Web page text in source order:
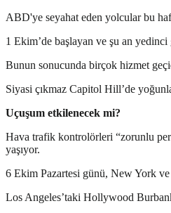
ABD'ye seyahat eden yolcular bu
1 Ekim’de başlayan ve şu an
Bunun sonucunda birçok hizmet
Siyasi çıkmaz Capitol Hill’de
Uçuşum etkilenecek mi?
Hava trafik kontrolörleri “zorunlu
yaşıyor.
6 Ekim Pazartesi günü, New York
Los Angeles’taki Hollywood